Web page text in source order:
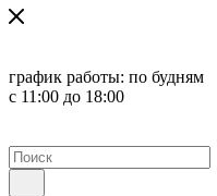
график работы: по будням
с 11:00 до 18:00